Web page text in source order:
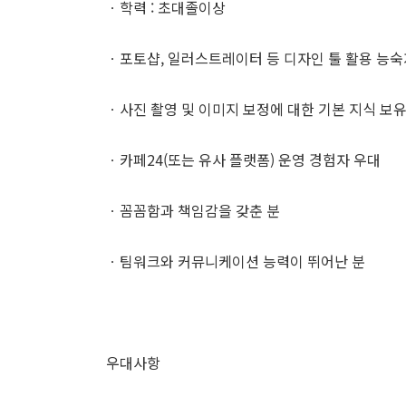
ㆍ학력 : 초대졸이상
ㆍ포토샵, 일러스트레이터 등 디자인 툴 활용 능
ㆍ사진 촬영 및 이미지 보정에 대한 기본 지식 보
ㆍ카페24(또는 유사 플랫폼) 운영 경험자 우대
ㆍ꼼꼼함과 책임감을 갖춘 분
ㆍ팀워크와 커뮤니케이션 능력이 뛰어난 분
우대사항